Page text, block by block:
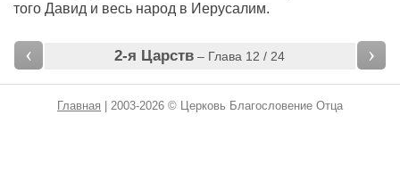
того Давид и весь народ в Иерусалим.
‹ 2-я Царств – Глава 12 / 24 ›
Главная | 2003-2026 © Церковь Благословение Отца